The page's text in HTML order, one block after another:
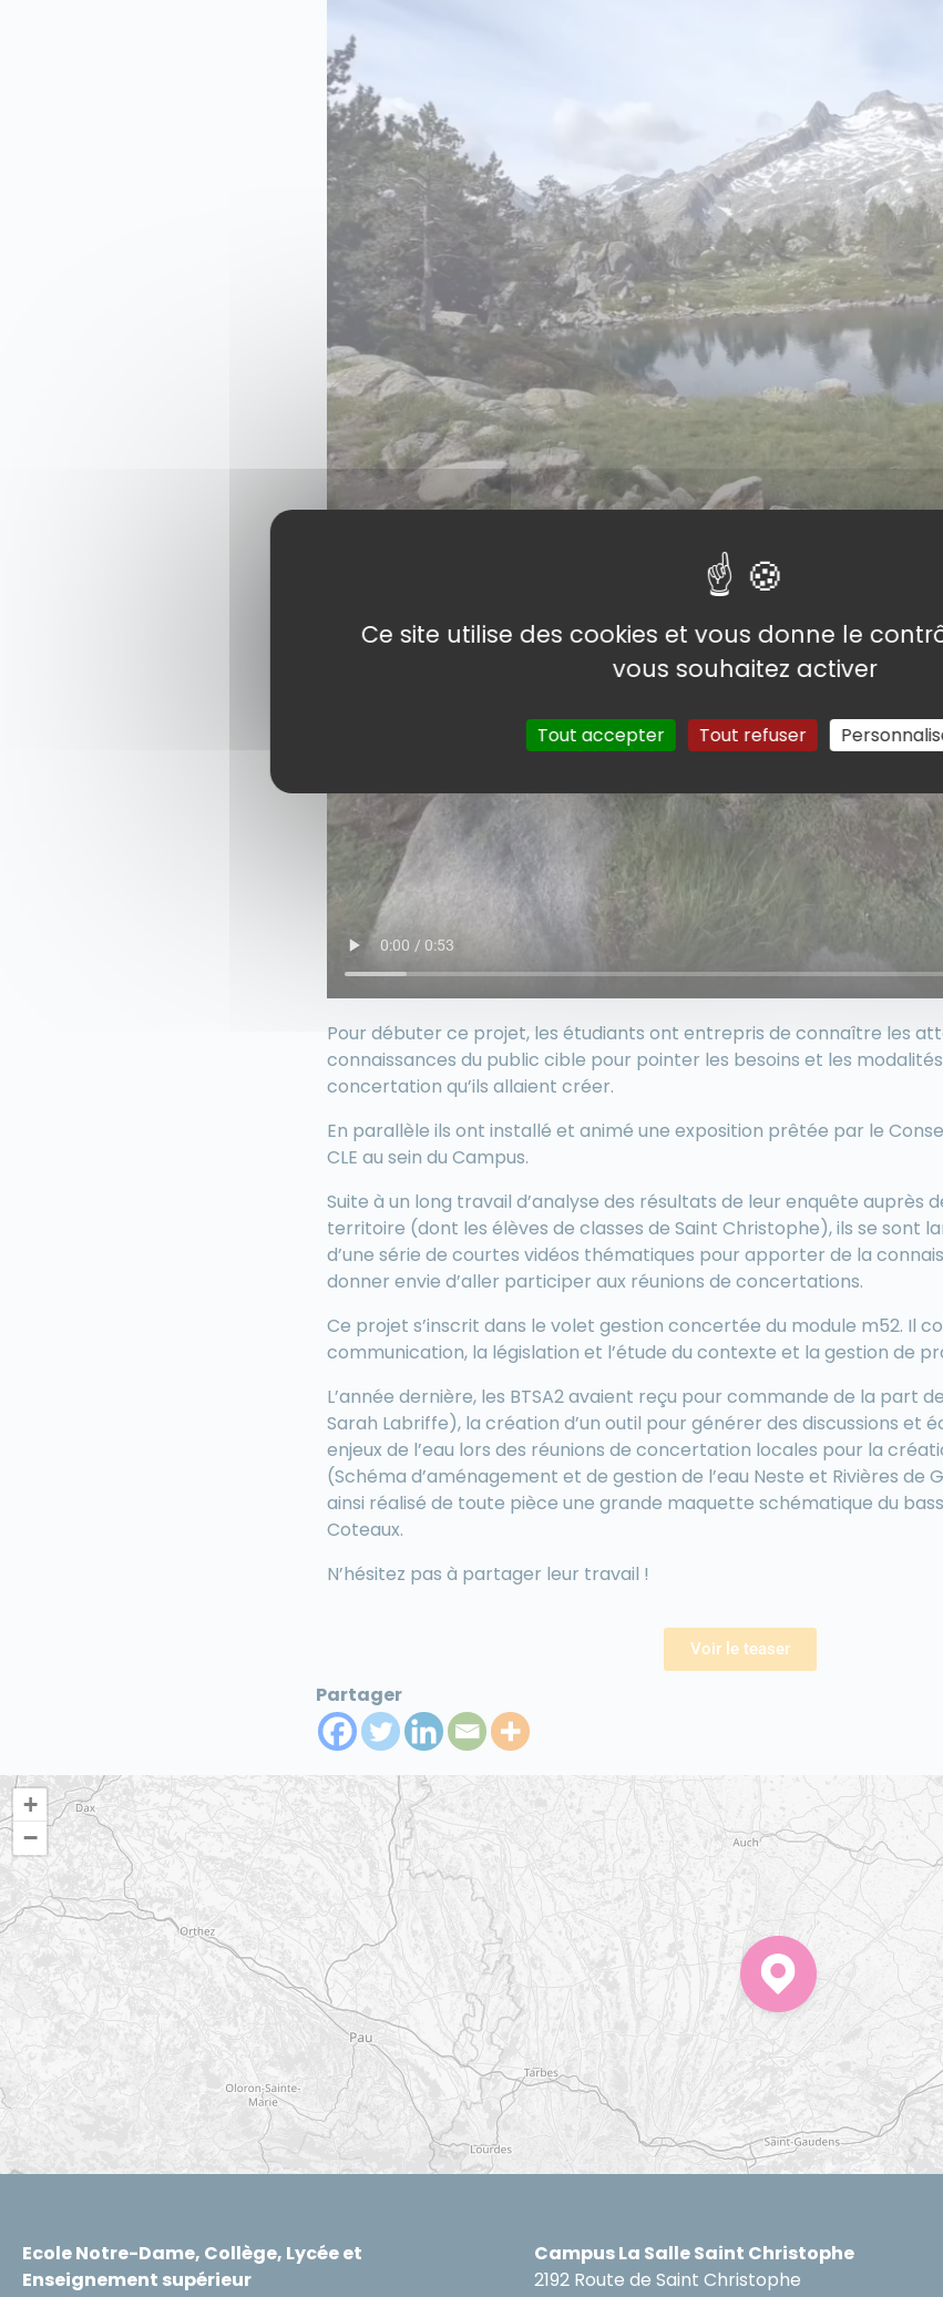
Pour débuter ce projet, les étudiants ont entrepris de connaître les
connaissances du public cible pour pointer les besoins et les
concertation qu’ils allaient créer.
En parallèle ils ont installé et animé une exposition prêtée par le
CLE au sein du Campus.
Suite à un long travail d’analyse des résultats de leur enquête auprès
territoire (dont les élèves de classes de Saint Christophe), ils se sont
d’une série de courtes vidéos thématiques pour apporter de la
donner envie d’aller participer aux réunions de concertations.
Ce projet s’inscrit dans le volet gestion concertée du module m52. Il
communication, la législation et l’étude du contexte et la gestion de
L’année dernière, les BTSA2 avaient reçu pour commande de la part
Sarah Labriffe), la création d’un outil pour générer des discussions et
enjeux de l’eau lors des réunions de concertation locales pour la
(Schéma d’aménagement et de gestion de l’eau Neste et Rivières de
ainsi réalisé de toute pièce une grande maquette schématique du
Coteaux.
N’hésitez pas à partager leur travail !
Voir le teaser
Partager
+
−
Ecole Notre-Dame, Collège, Lycée et
Enseignement supérieur
Campus La Salle Saint Christophe
2192 Route de Saint Christophe
Ce site utilise des cookies et vous donne le
vous souhaitez activer
Tout accepter Tout refuser